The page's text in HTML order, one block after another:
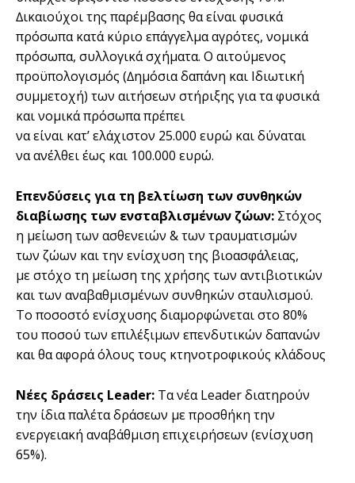
∆ικαιούχοι της παρέµβασης θα είναι φυσικά
πρόσωπα κατά κύριο επάγγελµα αγρότες, νοµικά
πρόσωπα, συλλογικά σχήµατα. Ο αιτούµενος
προϋπολογισµός (∆ηµόσια δαπάνη και Ιδιωτική
συµµετοχή) των αιτήσεων στήριξης για τα φυσικά
και νοµικά πρόσωπα πρέπει
να είναι κατ’ ελάχιστον 25.000 ευρώ και δύναται
να ανέλθει έως και 100.000 ευρώ.
Επενδύσεις για τη βελτίωση των συνθηκών
διαβίωσης των ενσταβλισµένων ζώων: Στόχος
η µείωση των ασθενειών & των τραυµατισµών
των ζώων και την ενίσχυση της βιοασφάλειας,
µε στόχο τη µείωση της χρήσης των αντιβιοτικών
και των αναβαθµισµένων συνθηκών σταυλισµού.
Το ποσοστό ενίσχυσης διαµορφώνεται στο 80%
του ποσού των επιλέξιµων επενδυτικών δαπανών
και θα αφορά όλους τους κτηνοτροφικούς κλάδους
Νέες δράσεις Leader: Τα νέα Leader διατηρούν
την ίδια παλέτα δράσεων µε προσθήκη την
ενεργειακή αναβάθµιση επιχειρήσεων (ενίσχυση
65%).